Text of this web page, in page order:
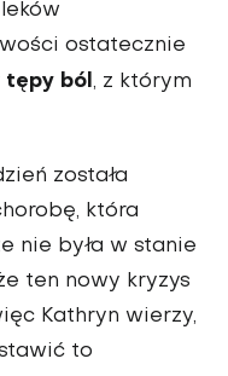
ostatecznie
ból , z którym
została
która
nie była w stanie
ten nowy kryzys
Kathryn wierzy,
to